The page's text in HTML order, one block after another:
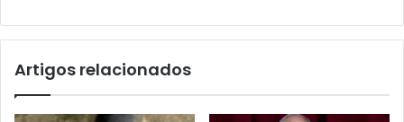
Artigos relacionados